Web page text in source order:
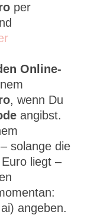
per
Online-
, wenn Du
angibst.
solange die
liegt –
angeben.